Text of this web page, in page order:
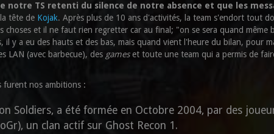
notre TS retenti du silence de notre absence et que les
tête de Kojak. Après plus de 10 ans d'activités, la team s'endort tout
choses et il ne faut rien regretter car au final; "on se sera quand même
il y a eu des hauts et des bas, mais quand vient l'heure du bilan, pour
LAN (avec barbecue), des games et toute une team qui a permis de
furent nos ambitions :
Soldiers, a été formée en Octobre 2004, par des
un clan actif sur Ghost Recon 1.